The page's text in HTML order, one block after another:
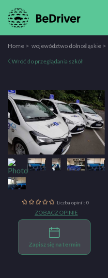
Home województwo dolnośląskie
Wróć do przeglądania szkół
Liczba opinii: 0
ZOBACZ OPINIE
Zapisz się na termin